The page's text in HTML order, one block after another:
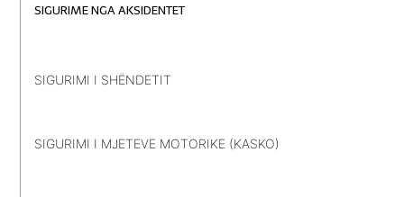
SIGURIME NGA AKSIDENTET
SIGURIMI I SHËNDETIT
SIGURIMI I MJETEVE MOTORIKE (KASKO)